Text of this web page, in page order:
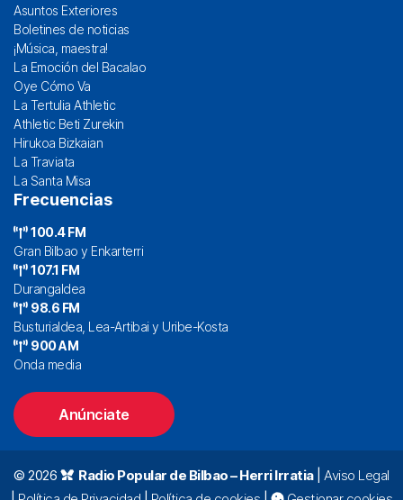
Asuntos Exteriores
Boletines de noticias
¡Música, maestra!
La Emoción del Bacalao
Oye Cómo Va
La Tertulia Athletic
Athletic Beti Zurekin
Hirukoa Bizkaian
La Traviata
La Santa Misa
Frecuencias
100.4 FM
Gran Bilbao y Enkarterri
107.1 FM
Durangaldea
98.6 FM
Busturialdea, Lea-Artibai y Uribe-Kosta
900 AM
Onda media
Anúnciate
© 2026 Radio Popular de Bilbao – Herri Irratia| Aviso Legal